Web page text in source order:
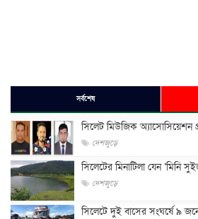
সর্বশেষ
সিলেট মিউজিক অ্যাসোসিয়েশন
দেশজুড়ে
সিলেটের মিনাটিলা যেন ‘মিনি
দেশজুড়ে
সিলেটে দুই বাসের সংঘর্ষে ৯